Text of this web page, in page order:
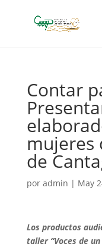
Contar
mujeres
de
por admin | May
Los productos
taller “Voces de